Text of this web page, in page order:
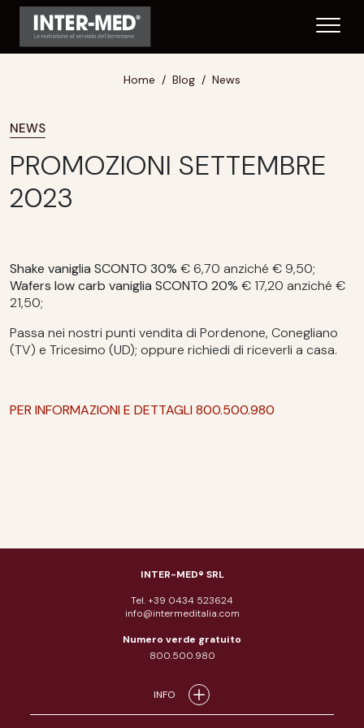
Home Blog News
NEWS
PROMOZIONI SETTEMBRE
2023
Shake vaniglia SCONTO 30% € 6,70 anziché € 9,50;
Wafers low carb vaniglia SCONTO 20% € 17,20 anziché €
21,50;
Passa nei nostri punti vendita di Pordenone, Conegliano
(TV) e Tricesimo (UD); oppure richiedi di riceverli a casa.
PER INFORMAZIONI E DETTAGLI 800.500.980
INTER-MED® SRL
Tel. +39 0434 523624
info@intermeditalia.com
Numero verde gratuito
800.500.980
INFO